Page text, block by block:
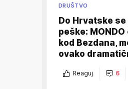
DRUŠTVO
Do Hrvatske
peške:
kod Bezdana,
ovako
Reaguj 6